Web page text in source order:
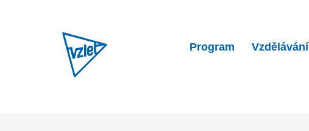
Program Vzdělávání